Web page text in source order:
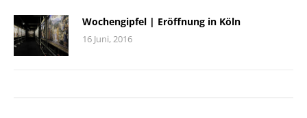
Wochengipfel | Eröffnung in Köln
16 Juni, 2016